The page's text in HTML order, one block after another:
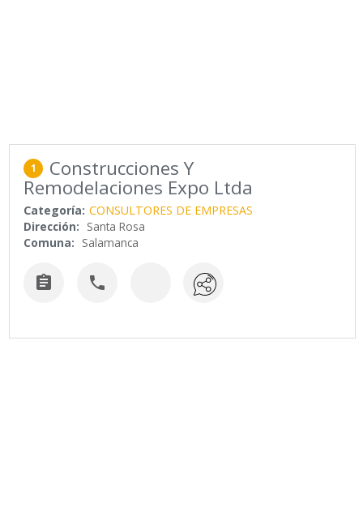
1 Construcciones Y
Remodelaciones Expo Ltda
Categoría: CONSULTORES DE EMPRESAS
Dirección: Santa Rosa
Comuna: Salamanca
 